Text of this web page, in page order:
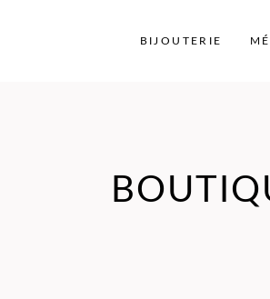
BIJOUTERIE